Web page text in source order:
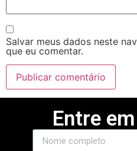
Salvar meus dados neste
que eu comentar.
Entre